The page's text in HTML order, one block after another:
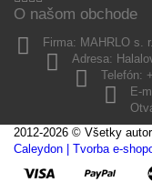
O našom obchode
Firma: MAHRLO s.
Adresa:
Telefón:
E-
2012-2026 © Všetky
Caleydon | Tvorba e-